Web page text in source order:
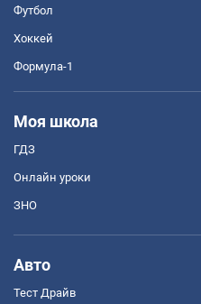
Футбол
Хоккей
Формула-1
Моя школа
ГДЗ
Онлайн уроки
ЗНО
Авто
Тест Драйв